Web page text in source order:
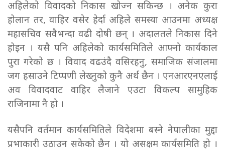
अहिलेको विवादको निकास खोज्न सकिन्छ । अनेक कुरा
होलान तर, वाहिर वसेर हेर्दा अहिले समस्या आउनमा अध्यक्ष
महासचिव सवैभन्दा वढी दोषी छन् । अदालतले निकास दिने
होइन । यसै पनि अहिलेको कार्यसमितिले आफ्नो कार्यकाल
पुरा गरेको छ । विवाद वढउंदै वसिरहनु, समाजिक संजालमा
जग हसाउने टिप्पणी लेख्नुको कुनै अर्थ छैन । एनआरएनएलाई
अव विवादवाट वाहिर लैजाने एउटा विकल्प सामुहिक
राजिनामा नै हो ।
यसैपनि वर्तमान कार्यसमितिले विदेशमा बस्ने नेपालीका मुद्दा
प्रभाकारी उठाउन सकेको छैन । यो असक्षम कार्यसमिति हो ।